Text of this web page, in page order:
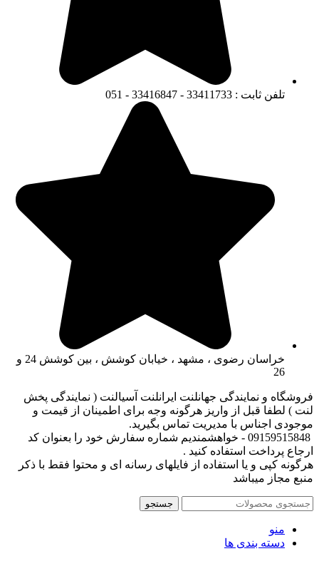
تلفن ثابت : 33411733 - 33416847 - 051
خراسان رضوی ، مشهد ، خیابان کوشش ، بین کوشش 24 و
26
فروشگاه و نمایندگی جهانلنت ایرانلنت آسیالنت ( نمایندگی پخش
لنت ) لطفا قبل از واریز هرگونه وجه برای اطمینان از قیمت و
موجودی اجناس با مدیریت تماس بگیرید.
09159515848 - خواهشمندیم شماره سفارش خود را بعنوان کد
ارجاع پرداخت استفاده کنید .
هرگونه کپی و یا استفاده از فایلهای رسانه ای و محتوا فقط با ذکر
منبع مجاز میباشد
جستجو
منو
دسته بندی ها